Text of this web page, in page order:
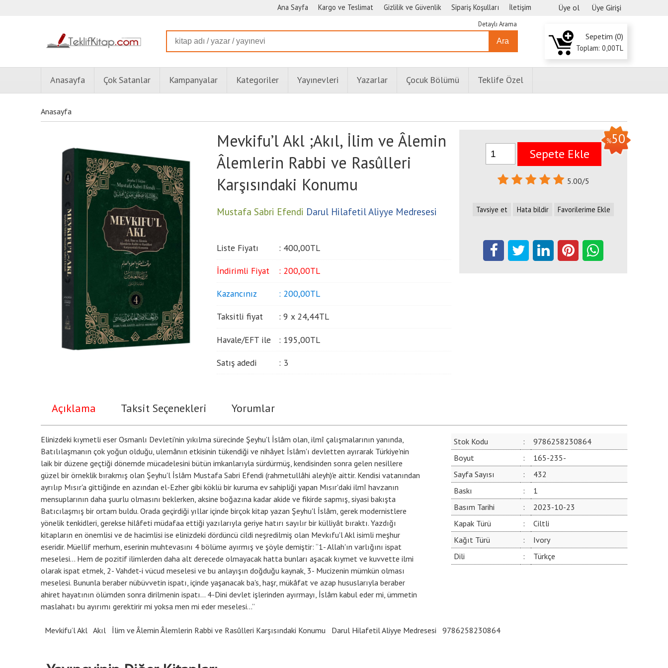
Üye ol Üye Girişi
Ana Sayfa Kargo ve Teslimat Gizlilik ve Güvenlik Sipariş Koşulları İletişim
Ara
Detaylı Arama
Sepetim (0)
Toplam: 0 ,00TL
Anasayfa Çok Satanlar Kampanyalar Kategoriler Yayınevleri Yazarlar Çocuk Bölümü Teklife Özel
Anasayfa
Mevkifu’l Akl ;Akıl, İlim ve Âlemin
Âlemlerin Rabbi ve Rasûlleri
Karşısındaki Konumu
Mustafa Sabri Efendi Darul Hilafetil Aliyye Medresesi
Liste Fiyatı : 400,00TL
İndirimli Fiyat : 200,00TL
Kazancınız : 200,00TL
Taksitli fiyat : 9 x 24,44TL
Havale/EFT ile : 195,00TL
Satış adedi : 3
%50
Sepete Ekle
5.00/5
Tavsiye et Hata bildir Favorilerime Ekle
Açıklama Taksit Seçenekleri Yorumlar
Elinizdeki kıymetli eser Osmanlı Devleti'nin yıkılma sürecinde Şeyhu'l İslâm olan, ilmî çalışmalarının yanında,
Batılılaşmanın çok yoğun olduğu, ulemânın etkisinin tükendiği ve nihâyet İslâm'ı devletten ayırarak Türkiye'nin
laik bir düzene geçtiği dönemde mücadelesini bütün imkanlarıyla sürdürmüş, kendisinden sonra gelen nesillere
güzel bir örneklik bırakmış olan Şeyhu'l İslâm Mustafa Sabri Efendi (rahmetullâhi aleyh)'e aittir. Kendisi vatanından
ayrılıp Mısır'a gittiğinde en azından el-Ezher gibi köklü bir kuruma ev sahipliği yapan Mısır'daki ilmî havzanın
mensuplarının daha şuurlu olmasını beklerken, aksine boğazına kadar akide ve fikirde sapmış, siyasi bakışta
Batıcılaşmış bir ortam buldu. Orada geçirdiği yıllar içinde birçok kitap yazan Şeyhu'l İslâm, gerek modernistlere
yönelik tenkidleri, gerekse hilâfeti müdafaa ettiği yazılarıyla geriye hatırı sayılır bir külliyât bıraktı. Yazdığı
kitapların en önemlisi ve de hacimlisi ise elinizdeki dördüncü cildi neşredilmiş olan Mevkıfu'l Akl isimli meşhur
eseridir. Müellif merhum, eserinin muhtevasını 4 bölüme ayırmış ve şöyle demiştir: “1- Allah'ın varlığını ispat
meselesi... Hem de pozitif ilimlerden daha alt derecede olmayacak hatta bunları aşacak kıymet ve kuvvette ilmi
olarak ispat etmek, 2- Vahdet-i vücud meselesi ve bu anlayışın doğduğu kaynak, 3- Mucizenin mümkün olması
meselesi. Bununla beraber nübüvvetin ispatı, içinde yaşanacak ba's, haşr, mükâfat ve azap hususlarıyla beraber
ahiret hayatının ölümden sonra dirilmenin ispatı... 4-Dini devlet işlerinden ayırmayı, İslâm kabul eder mi, ümmetin
maslahatı bu ayırımı gerektirir mi yoksa men mi eder meselesi...”
Stok Kodu :
9786258230864
Boyut
:
165-235-
Sayfa Sayısı
:
432
Baskı
:
1
Basım Tarihi
:
2023-10-23
Kapak Türü
:
Ciltli
Kağıt Türü
:
Ivory
Dili
: Türkçe
Mevkifu’l Akl Akıl İlim ve Âlemin Âlemlerin Rabbi ve Rasûlleri Karşısındaki Konumu Darul Hilafetil Aliyye Medresesi 9786258230864